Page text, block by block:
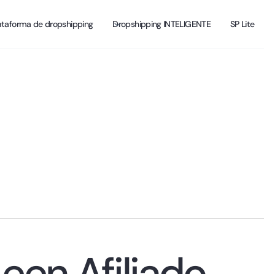
de dropshipping Dropshipping INTELIGENTE SP Lite